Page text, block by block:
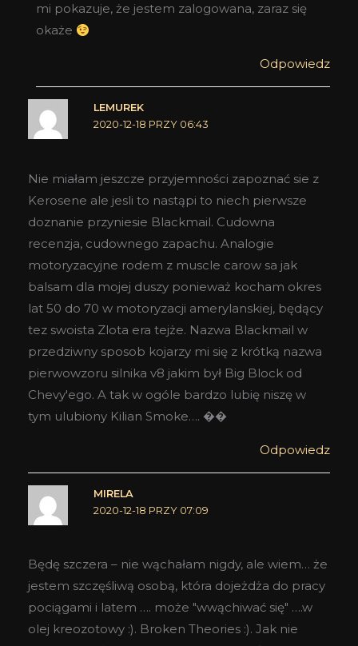
mi pokazuje, że jestem zalogowana, zaraz się
okaże
Odpowiedz
LEMUREK
2020-12-18 PRZY 06:43
Nie miałam jeszcze przyjemności zapoznać sie z
Kerosene ale jesli to nastąpi to niech pierwsze
doznanie przyniesie Blackmail. Cudowna
recenzja, cudownego zapachu. Analogie
motoryzacyjne rodem z muscle carow sa jak
balsam dla mojej duszy ponieważ kocham okres
lat 50 do 70 w motoryzacji amerylanskiej, będący
tez swoista Zlota era tejże. Nazwa Blackmail w
przedziwny sposob kojarzy mi się z krótką nazwa
pierwowzoru silnika v8 jakim był Big Block od
Chevy'ego. A tak w ogóle bardzo lubię niszę w
tym ulubiony Kilian Smoke…. ��
Odpowiedz
MIRELA
2020-12-18 PRZY 07:09
Będę szczera – nie wąchałam nigdy, ale wiem… że
jestem szczęśliwą osobą, która dojeżdża do pracy
pociągami i latem …. może "wwąchiwać się" ….w
olej kreozotowy :). Broken Theories :). Jak nie